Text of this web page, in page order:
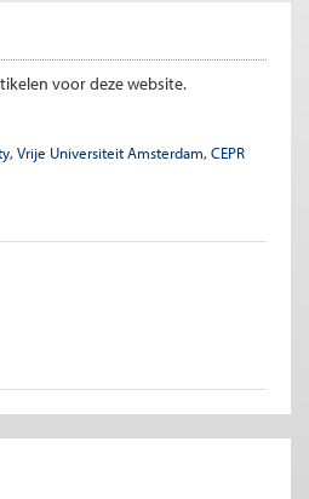
voor deze website.
Vrije Universiteit Amsterdam, CEPR